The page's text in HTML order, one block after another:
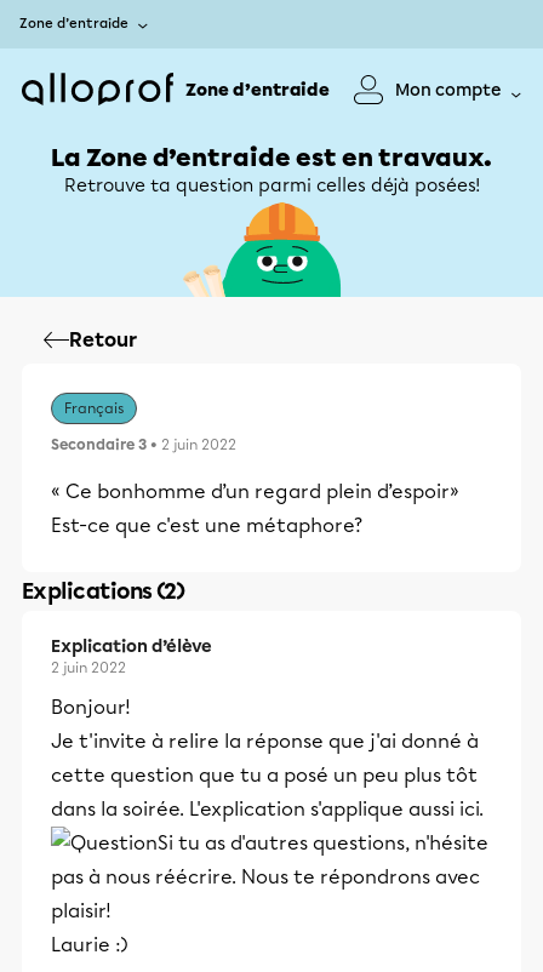
Zone d’entraide
Zone d’entraide Mon compte
La Zone d’entraide est en travaux.
Retrouve ta question parmi celles déjà posées!
Retour
Français
Secondaire 3 • 2 juin 2022
« Ce bonhomme d’un regard plein d’espoir»
Est-ce que c'est une métaphore?
Explications (2)
Explication d’élève
2 juin 2022
Bonjour!
Je t'invite à relire la réponse que j'ai donné à
cette question que tu a posé un peu plus tôt
dans la soirée. L'explication s'applique aussi ici.
Si tu as d'autres questions, n'hésite
pas à nous réécrire. Nous te répondrons avec
plaisir!
Laurie :)